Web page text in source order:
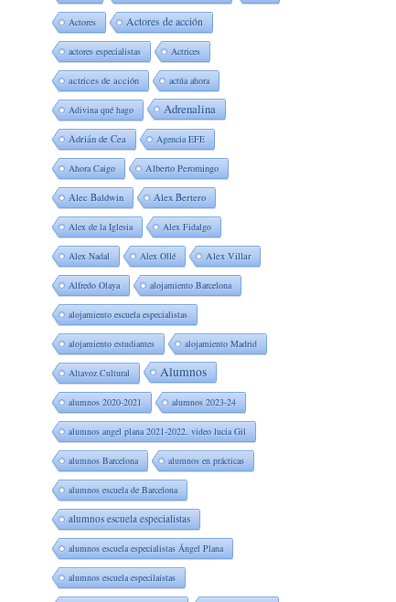
Actores Actores de acción
actores especialistas Actrices
actrices de acción actúa ahora
Adivina qué hago Adrenalina
Adrián de Cea Agencia EFE
Ahora Caigo Alberto Peromingo
Alec Baldwin Alex Bertero
Alex de la Iglesia Alex Fidalgo
Alex Nadal Alex Ollé Alex Villar
Alfredo Olaya alojamiento Barcelona
alojamiento escuela especialistas
alojamiento estudiantes alojamiento Madrid
Altavoz Cultural Alumnos
alumnos 2020-2021 alumnos 2023-24
alumnos angel plana 2021-2022. video lucia Gil
alumnos Barcelona alumnos en prácticas
alumnos escuela de Barcelona
alumnos escuela especialistas
alumnos escuela especialistas Ángel Plana
alumnos escuela especilaistas